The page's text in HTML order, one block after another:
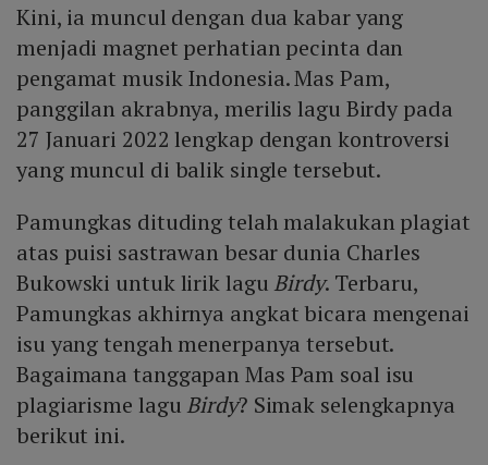
Kini, ia muncul dengan dua kabar yang
menjadi magnet perhatian pecinta dan
pengamat musik Indonesia. Mas Pam,
panggilan akrabnya, merilis lagu Birdy pada
27 Januari 2022 lengkap dengan kontroversi
yang muncul di balik single tersebut.
Pamungkas dituding telah malakukan plagiat
atas puisi sastrawan besar dunia Charles
Bukowski untuk lirik lagu Birdy. Terbaru,
Pamungkas akhirnya angkat bicara mengenai
isu yang tengah menerpanya tersebut.
Bagaimana tanggapan Mas Pam soal isu
plagiarisme lagu Birdy? Simak selengkapnya
berikut ini.